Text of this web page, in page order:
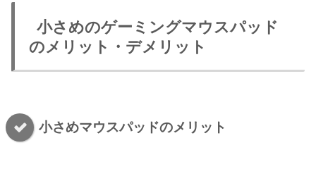
小さめのゲーミングマウスパッド
のメリット・デメリット
小さめマウスパッドのメリット